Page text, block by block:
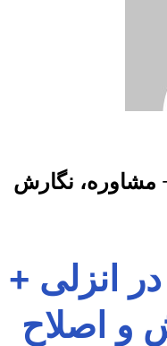
+ مشاوره، نگارش
در انزلی +
و اصلاح